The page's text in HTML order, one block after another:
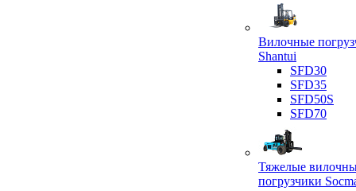
Вилочные
Shantui
SFD30
SFD35
SFD50S
SFD70
Тяжелые
погрузчики